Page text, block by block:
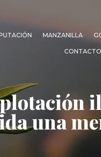
MANZANILLA
CONTACTO
una